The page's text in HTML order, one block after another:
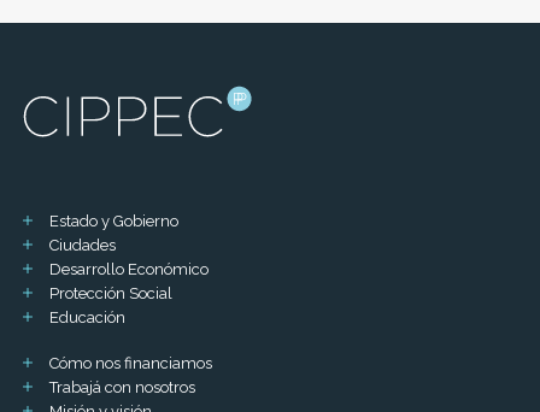
Estado y Gobierno
Ciudades
Desarrollo Económico
Protección Social
Educación
Cómo nos financiamos
Trabajá con nosotros